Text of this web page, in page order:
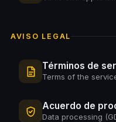
AVISO LEGAL
Términos de
Terms of the
Acuerdo de
Data processing